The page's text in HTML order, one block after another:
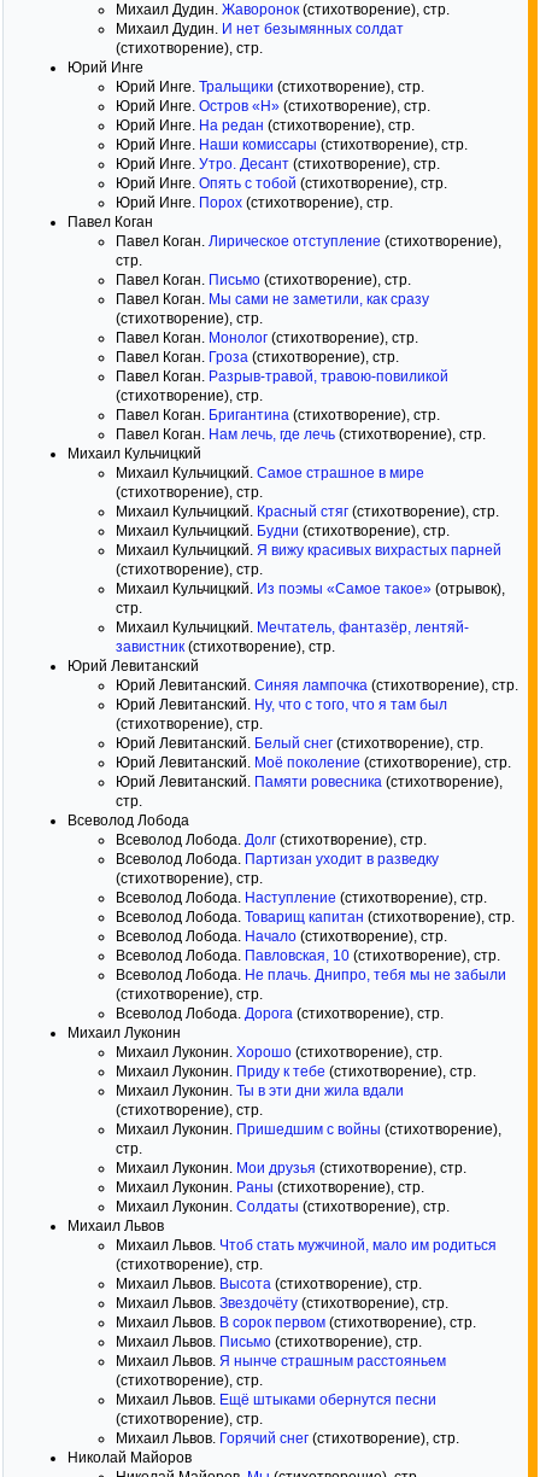
Михаил Дудин. Жаворонок (стихотворение), стр.
Михаил Дудин. И нет безымянных солдат
(стихотворение), стр.
Юрий Инге
Юрий Инге. Тральщики (стихотворение), стр.
Юрий Инге. Остров «Н» (стихотворение), стр.
Юрий Инге. На редан (стихотворение), стр.
Юрий Инге. Наши комиссары (стихотворение), стр.
Юрий Инге. Утро. Десант (стихотворение), стр.
Юрий Инге. Опять с тобой (стихотворение), стр.
Юрий Инге. Порох (стихотворение), стр.
Павел Коган
Павел Коган. Лирическое отступление (стихотворение),
стр.
Павел Коган. Письмо (стихотворение), стр.
Павел Коган. Мы сами не заметили, как сразу
(стихотворение), стр.
Павел Коган. Монолог (стихотворение), стр.
Павел Коган. Гроза (стихотворение), стр.
Павел Коган. Разрыв-травой, травою-повиликой
(стихотворение), стр.
Павел Коган. Бригантина (стихотворение), стр.
Павел Коган. Нам лечь, где лечь (стихотворение), стр.
Михаил Кульчицкий
Михаил Кульчицкий. Самое страшное в мире
(стихотворение), стр.
Михаил Кульчицкий. Красный стяг (стихотворение), стр.
Михаил Кульчицкий. Будни (стихотворение), стр.
Михаил Кульчицкий. Я вижу красивых вихрастых парней
(стихотворение), стр.
Михаил Кульчицкий. Из поэмы «Самое такое» (отрывок),
стр.
Михаил Кульчицкий. Мечтатель, фантазёр, лентяй-
завистник (стихотворение), стр.
Юрий Левитанский
Юрий Левитанский. Синяя лампочка (стихотворение), стр.
Юрий Левитанский. Ну, что с того, что я там был
(стихотворение), стр.
Юрий Левитанский. Белый снег (стихотворение), стр.
Юрий Левитанский. Моё поколение (стихотворение), стр.
Юрий Левитанский. Памяти ровесника (стихотворение),
стр.
Всеволод Лобода
Всеволод Лобода. Долг (стихотворение), стр.
Всеволод Лобода. Партизан уходит в разведку
(стихотворение), стр.
Всеволод Лобода. Наступление (стихотворение), стр.
Всеволод Лобода. Товарищ капитан (стихотворение), стр.
Всеволод Лобода. Начало (стихотворение), стр.
Всеволод Лобода. Павловская, 10 (стихотворение), стр.
Всеволод Лобода. Не плачь. Днипро, тебя мы не забыли
(стихотворение), стр.
Всеволод Лобода. Дорога (стихотворение), стр.
Михаил Луконин
Михаил Луконин. Хорошо (стихотворение), стр.
Михаил Луконин. Приду к тебе (стихотворение), стр.
Михаил Луконин. Ты в эти дни жила вдали
(стихотворение), стр.
Михаил Луконин. Пришедшим с войны (стихотворение),
стр.
Михаил Луконин. Мои друзья (стихотворение), стр.
Михаил Луконин. Раны (стихотворение), стр.
Михаил Луконин. Солдаты (стихотворение), стр.
Михаил Львов
Михаил Львов. Чтоб стать мужчиной, мало им родиться
(стихотворение), стр.
Михаил Львов. Высота (стихотворение), стр.
Михаил Львов. Звездочёту (стихотворение), стр.
Михаил Львов. В сорок первом (стихотворение), стр.
Михаил Львов. Письмо (стихотворение), стр.
Михаил Львов. Я нынче страшным расстояньем
(стихотворение), стр.
Михаил Львов. Ещё штыками обернутся песни
(стихотворение), стр.
Михаил Львов. Горячий снег (стихотворение), стр.
Николай Майоров